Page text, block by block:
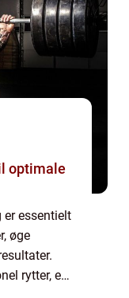
optimale
essentielt
øge
rytter, en